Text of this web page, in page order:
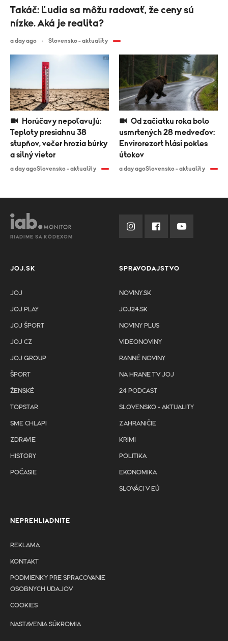
Teploty presiahnu 38
stupňov, večer hrozia búrky
a silný vietor
a day agoSlovensko - aktuality
usmrtených 28 medveďov:
Envirorezort hlási pokles
útokov
a day agoSlovensko - aktuality
Takáč: Ľudia sa môžu radovať, že ceny sú
nízke. Aká je realita?
a day ago Slovensko - aktuality
RIADIME SA KÓDEXOM
JOJ.SK
JOJ
JOJ PLAY
JOJ ŠPORT
JOJ CZ
JOJ GROUP
ŠPORT
ŽENSKÉ
TOPSTAR
SME CHLAPI
ZDRAVIE
HISTORY
POČASIE
SPRAVODAJSTVO
NOVINY.SK
JOJ24.SK
NOVINY PLUS
VIDEONOVINY
RANNÉ NOVINY
NA HRANE TV JOJ
24 PODCAST
SLOVENSKO - AKTUALITY
ZAHRANIČIE
KRIMI
POLITIKA
EKONOMIKA
SLOVÁCI V EÚ
NEPREHLIADNITE
REKLAMA
KONTAKT
PODMIENKY PRE SPRACOVANIE
OSOBNYCH UDAJOV
COOKIES
NASTAVENIA SÚKROMIA